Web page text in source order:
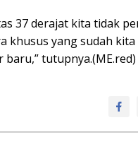
37 derajat kita tidak
khusus yang sudah
tutupnya.(ME.red)